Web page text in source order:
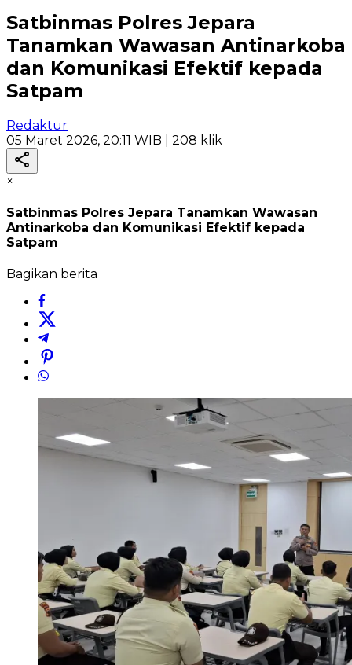
Satbinmas Polres Jepara
Tanamkan Wawasan Antinarkoba
dan Komunikasi Efektif kepada
Satpam
Redaktur
05 Maret 2026, 20:11 WIB | 208 klik
×
Satbinmas Polres Jepara Tanamkan Wawasan
Antinarkoba dan Komunikasi Efektif kepada
Satpam
Bagikan berita